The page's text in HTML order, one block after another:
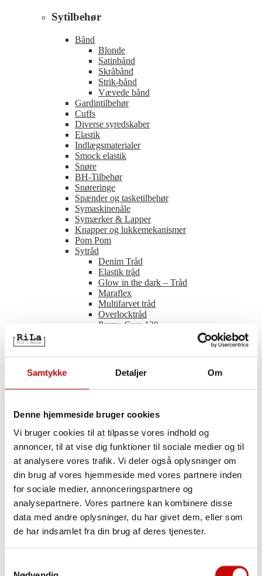
Samtykke Detaljer Om
Denne hjemmeside bruger cookies
Vi bruger cookies til at tilpasse vores indhold og
annoncer, til at vise dig funktioner til sociale medier og til
at analysere vores trafik. Vi deler også oplysninger om
din brug af vores hjemmeside med vores partnere inden
for sociale medier, annonceringspartnere og
analysepartnere. Vores partnere kan kombinere disse
data med andre oplysninger, du har givet dem, eller som
de har indsamlet fra din brug af deres tjenester.
Sytilbehør
Bånd
Blonde
Satinbånd
Skråbånd
Strik-bånd
Vævede bånd
Gardintilbehør
Cuffs
Diverse syredskaber
Elastik
Indlægsmaterialer
Smock elastik
Snøre
BH-Tilbehør
Snøreringe
Spænder og tasketilbehør
Symaskinenåle
Symærker & Lapper
Knapper og lukkemekanismer
Pom Pom
Sytråd
Denim Tråd
Elastik tråd
Glow in the dark – Tråd
Maraflex
Multifarvet tråd
Overlocktråd
Perma Core 120
Usynlig Sytråd
Ekstra stærk tråd
Ri-Tråd
Metal tråd
Foldeelastik
50% Glimmer
Ensfarvet
Glimmer
Med lille bølgekant
Med tungekant
Mønstret
Lynlåse
Fast
Delbar
Usynlig
Lynlås tilbehør
Piping/Tittekant
Elastisk Piping